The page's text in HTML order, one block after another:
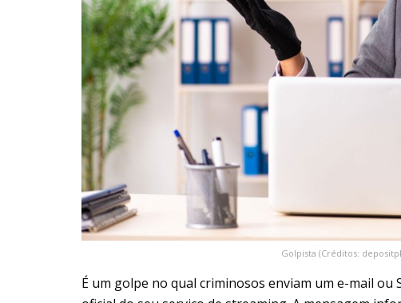
Golpista (Créditos:
É um golpe no qual criminosos enviam um e-mail